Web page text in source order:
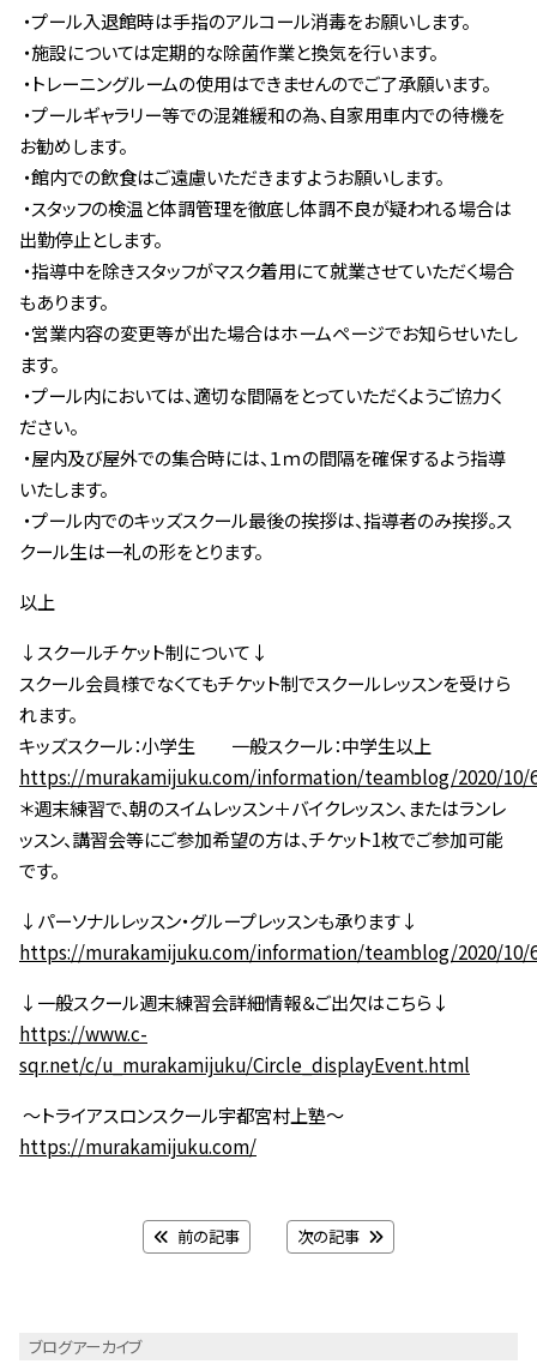
・プール入退館時は手指のアルコール消毒をお願いします。
・施設については定期的な除菌作業と換気を行います。
・トレーニングルームの使用はできませんのでご了承願います。
・プールギャラリー等での混雑緩和の為、自家用車内での待機を
お勧めします。
・館内での飲食はご遠慮いただきますようお願いします。
・スタッフの検温と体調管理を徹底し体調不良が疑われる場合は
出勤停止とします。
・指導中を除きスタッフがマスク着用にて就業させていただく場合
もあります。
・営業内容の変更等が出た場合はホームページでお知らせいたし
ます。
・プール内においては、適切な間隔をとっていただくようご協力く
ださい。
・屋内及び屋外での集合時には、１ｍの間隔を確保するよう指導
いたします。
・プール内でのキッズスクール最後の挨拶は、指導者のみ挨拶。ス
クール生は一礼の形をとります。
以上
↓スクールチケット制について↓
スクール会員様でなくてもチケット制でスクールレッスンを受けら
れます。
キッズスクール：小学生 一般スクール：中学生以上
https://murakamijuku.com/information/teamblog/2020/10/
＊週末練習で、朝のスイムレッスン＋バイクレッスン、またはランレ
ッスン、講習会等にご参加希望の方は、チケット1枚でご参加可能
です。
↓パーソナルレッスン・グループレッスンも承ります↓
https://murakamijuku.com/information/teamblog/2020/10/
↓一般スクール週末練習会詳細情報＆ご出欠はこちら↓
https://www.c-
sqr.net/c/u_murakamijuku/Circle_displayEvent.html
～トライアスロンスクール宇都宮村上塾～
https://murakamijuku.com/
前の記事 次の記事
ブログアーカイブ